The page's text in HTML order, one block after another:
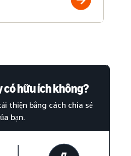
có hữu ích không?
thiện bằng cách chia sẻ
bạn.